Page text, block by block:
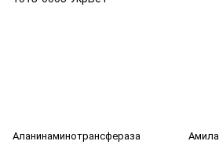
Аланинаминотрансфераза